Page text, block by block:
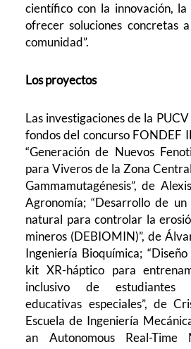
científico con la innovación,
ofrecer soluciones concretas
comunidad”.
Los proyectos
Las investigaciones de la
fondos del concurso FONDEF
“Generación de Nuevos
para Viveros de la Zona
Gammamutagénesis”, de
Agronomía; “Desarrollo de
natural para controlar la
mineros (DEBIOMIN)”, de
Ingeniería Bioquímica;
kit XR-háptico para
inclusivo de estudiantes
educativas especiales”, de
Escuela de Ingeniería
an Autonomous Real-Time